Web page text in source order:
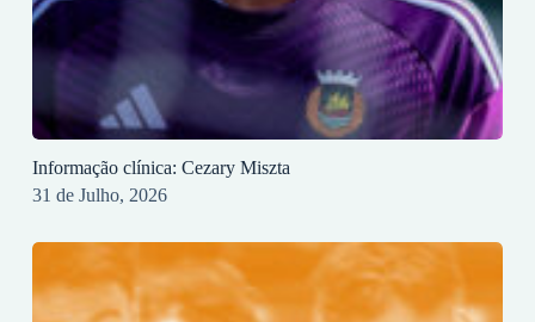
Informação clínica: Cezary Miszta
31 de Julho, 2026